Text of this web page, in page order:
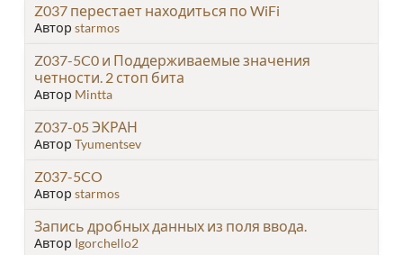
Z037 перестает находиться по WiFi
Автор starmos
Z037-5C0 и Поддерживаемые значения
четности. 2 стоп бита
Автор Mintta
Z037-05 ЭКРАН
Автор Tyumentsev
Z037-5CO
Автор starmos
Запись дробных данных из поля ввода.
Автор Igorchello2